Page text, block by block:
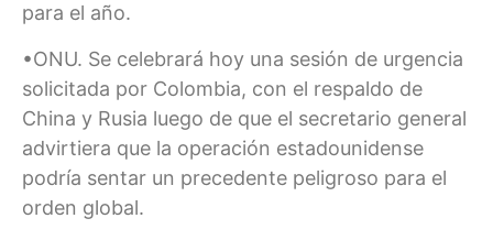
para el año.
•ONU. Se celebrará hoy una sesión de urgencia
solicitada por Colombia, con el respaldo de
China y Rusia luego de que el secretario general
advirtiera que la operación estadounidense
podría sentar un precedente peligroso para el
orden global.